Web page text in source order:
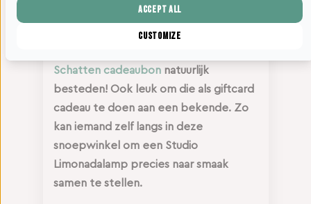
lamp als in die eerste lampjes die ze
destijds maakte bij oma op zolder.
Schatten cadeaubonnatuurlijk
besteden! Ook leuk om die als giftcard
cadeau te doen aan een bekende. Zo
kan iemand zelf langs in deze
snoepwinkel om een Studio
Limonadalamp precies naar smaak
samen te stellen.
Customize
Accept all